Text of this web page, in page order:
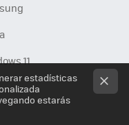
11
estadísticas
estarás